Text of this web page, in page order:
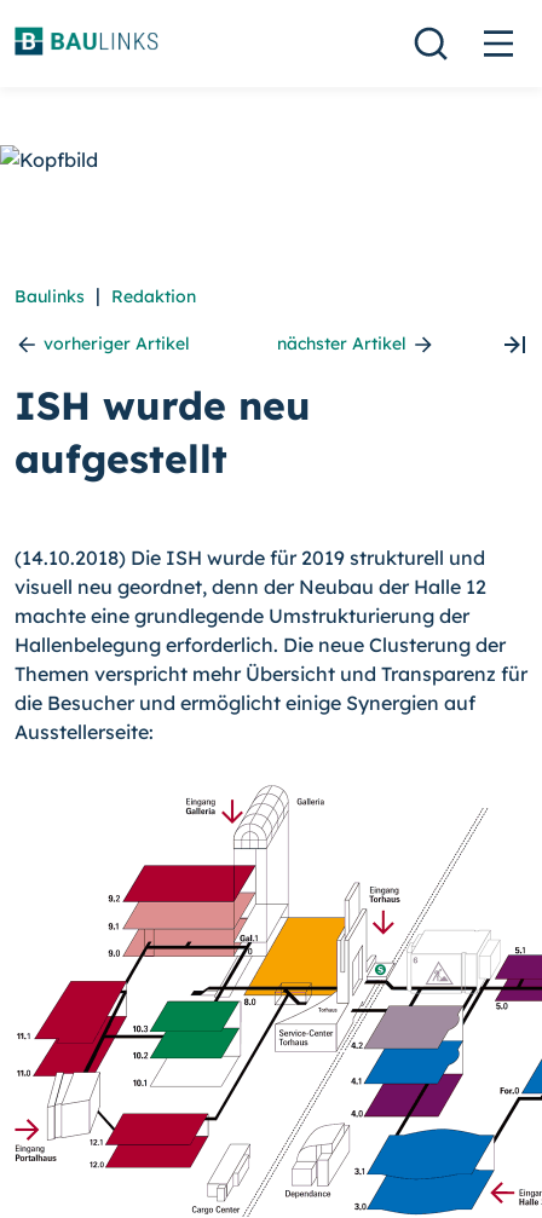
Baulinks | Redaktion
vorheriger Artikel nächster Artikel
ISH wurde neu
aufgestellt
(14.10.2018) Die ISH wurde für 2019 strukturell und
visuell neu geordnet, denn der Neubau der Halle 12
machte eine grundlegende Umstrukturierung der
Hallenbelegung erforderlich. Die neue Clusterung der
Themen verspricht mehr Übersicht und Transparenz für
die Besucher und ermöglicht einige Synergien auf
Ausstellerseite: